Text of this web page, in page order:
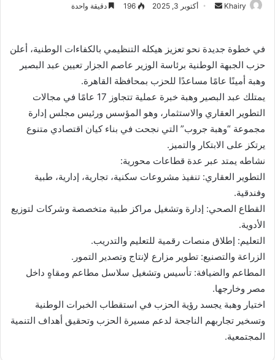
Khairy
ل
ر
ك
ت
و
ي
ا
أكتوبر 3, 2025 196 دقيقة واحدة
في خطوة جديدة نحو تعزيز هيكله التنظيمي بالكفاءات الوطنية، أعلن
حزب الجبهة الوطنية برئاسة الوزير عاصم الجزار تعيين عبد البصير
وهبة أمينًا عامًا مساعدًا للحزب بمحافظة القاهرة.
يمتلك عبد البصير وهبة خبرة عملية تتجاوز 17 عامًا في مجالات
التطوير العقاري والاستثمار، وهو المؤسس ورئيس مجلس إدارة
مجموعة “وهبة جروب” التي نجحت في بناء كيان اقتصادي متنوع
يرتكز على الابتكار والتميز.
نشاطه يمتد عبر عدة قطاعات محورية:
التطوير العقاري: تنفيذ مشروعات سكنية، تجارية، إدارية، طبية
وفندقية.
القطاع الصحي: إدارة وتشغيل مراكز طبية متخصصة وشركات لتوزيع
الأدوية.
التعليم: إطلاق منصات رقمية للتعليم والتدريب.
الزراعة والتصنيع: تطوير مزارع لإنتاج وتصدير التمور.
المطاعم والضيافة: تأسيس وتشغيل سلاسل مطاعم ومقاهٍ داخل
مصر وخارجها.
اختيار وهبة يجسد رؤية الحزب في استقطاب الخبرات الوطنية
وتسخير تجاربهم الناجحة لدعم مسيرة الحزب وتحقيق أهداف التنمية
المجتمعية.